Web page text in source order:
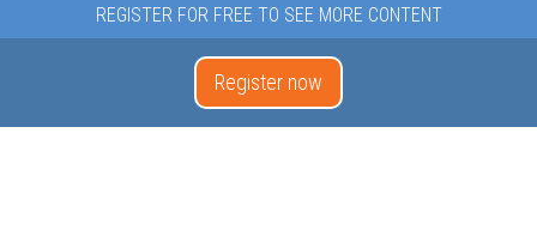
REGISTER FOR FREE TO SEE MORE CONTENT
Register now